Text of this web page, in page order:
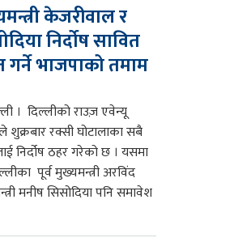
केजरीवाल र
निर्दोष सावित
भाजपाको तमाम
। दिल्लीको राउज़ एवेन्यू
रक्सी घोटालाका सबै
निर्दोष ठहर गरेको छ । यसमा
पूर्व मुख्यमन्त्री अरविंद
मनीष सिसोदिया पनि समावेश